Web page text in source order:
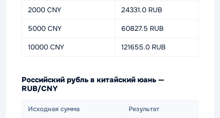
2000 CNY 24331.0 RUB
5000 CNY 60827.5 RUB
10000 CNY 121655.0 RUB
Российский рубль в китайский юань —
RUB/CNY
Исходная сумма Результат